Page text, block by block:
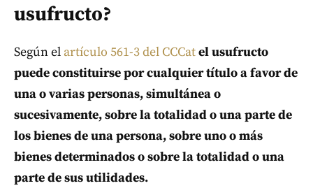
usufructo?
Según el artículo 561-3 del CCCatel usufructo
puede constituirse por cualquier título a favor de
una o varias personas, simultánea o
sucesivamente, sobre la totalidad o una parte de
los bienes de una persona, sobre uno o más
bienes determinados o sobre la totalidad o una
parte de sus utilidades.